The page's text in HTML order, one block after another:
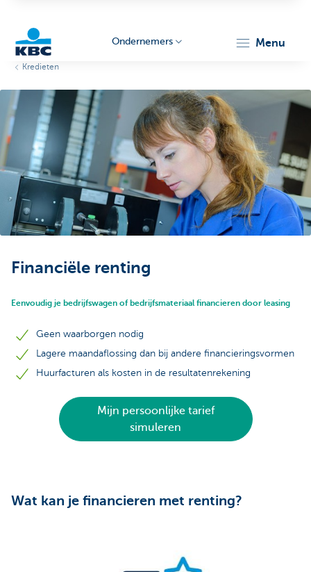
Ondernemers
Ondernemers menu
Kredieten
Financiële renting
Eenvoudig je bedrijfswagen of bedrijfsmateriaal financieren door leasing
Geen waarborgen nodig
Lagere maandaflossing dan bij andere financieringsvormen
Huurfacturen als kosten in de resultatenrekening
Mijn persoonlijke tarief
simuleren
Wat kan je financieren met renting?